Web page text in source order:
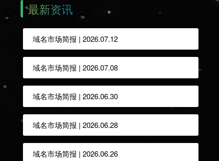
最新资讯
域名市场简报 | 2026.07.12
域名市场简报 | 2026.07.08
域名市场简报 | 2026.06.30
域名市场简报 | 2026.06.28
域名市场简报 | 2026.06.26